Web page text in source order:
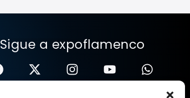
Sigue a expoflamenco